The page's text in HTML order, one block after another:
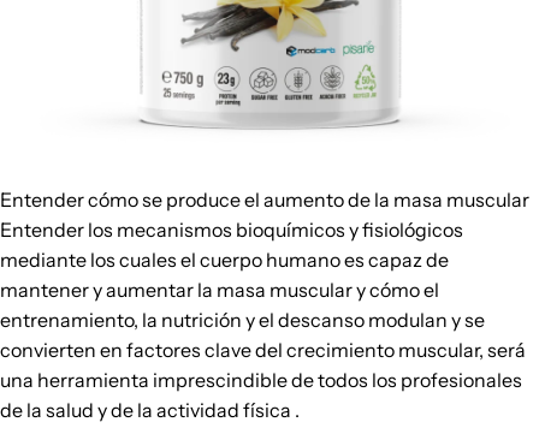
Entender cómo se produce el aumento de la masa muscular
Entender los mecanismos bioquímicos y fisiológicos
mediante los cuales el cuerpo humano es capaz de
mantener y aumentar la masa muscular y cómo el
entrenamiento, la nutrición y el descanso modulan y se
convierten en factores clave del crecimiento muscular, será
una herramienta imprescindible de todos los profesionales
de la salud y de la actividad física .